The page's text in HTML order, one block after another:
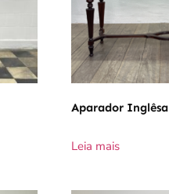
Aparador Inglêsa
Leia mais